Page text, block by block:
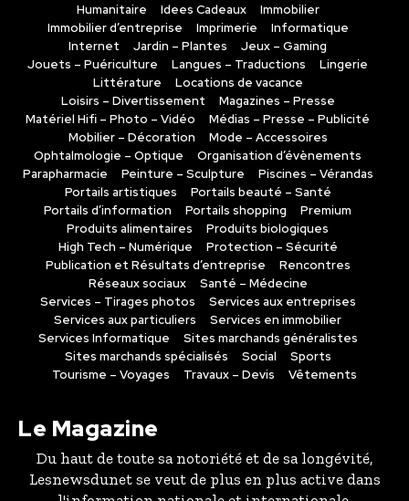
Humanitaire
Idees Cadeaux
Immobilier
Immobilier d’entreprise
Imprimerie
Informatique
Internet
Jardin – Plantes
Jeux – Gaming
Jouets – Puériculture
Langues – Traductions
Lingerie
Littérature
Locations de vacance
Loisirs – Divertissement
Magazines – Presse
Matériel Hifi – Photo – Vidéo
Médias – Presse – Publicité
Mobilier – Décoration
Mode – Accessoires
Ophtalmologie – Optique
Organisation d’évènements
Parapharmacie
Peinture – Sculpture
Piscines – Vérandas
Portails artistiques
Portails beauté – Santé
Portails d’information
Portails shopping
Premium
Produits alimentaires
Produits biologiques
High Tech – Numérique
Protection – Sécurité
Publication et Résultats d’entreprise
Rencontres
Réseaux sociaux
Santé – Médecine
Services – Tirages photos
Services aux entreprises
Services aux particuliers
Services en immobilier
Services Informatique
Sites marchands généralistes
Sites marchands spécialisés
Social
Sports
Tourisme – Voyages
Travaux – Devis Vêtements
Le Magazine
Du haut de toute sa notoriété et de sa longévité,
Lesnewsdunet se veut de plus en plus active dans